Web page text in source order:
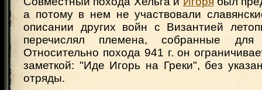
а потому в нем не участвовали
описании других войн с Византией
перечислял племена, собранные для
Относительно похода 941 г. он
заметкой: "Иде Игорь на Греки", без
отряды.